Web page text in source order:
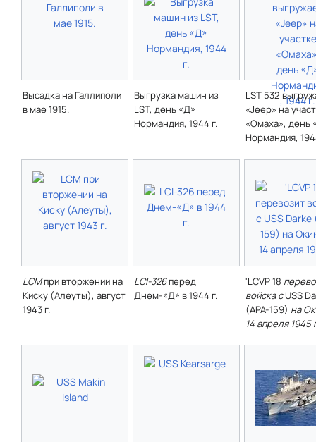
Высадка на Галлиполи
в мае 1915.
Выгрузка машин из
LST, день «Д»
Нормандия, 1944 г.
LST 532
«Jeep» на
«Омаха», день
Нормандия,
LCMпри вторжении на
Киску (Алеуты), август
1943 г.
LCI-326перед
Днем-«Д» в 1944 г.
'LCVP 18
войска сUSS
(APA-159) на
14 апреля 1945